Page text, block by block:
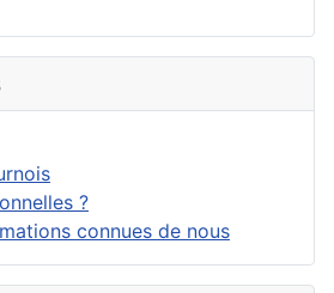
?
connues de nous